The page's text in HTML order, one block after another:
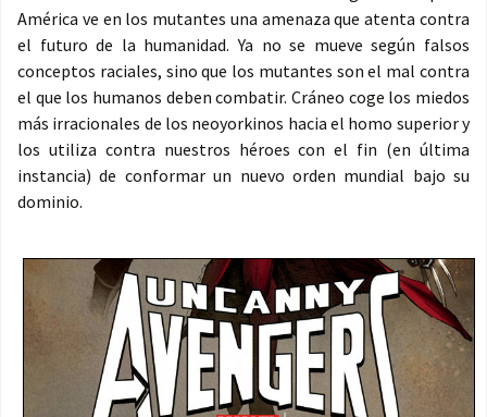
América ve en los mutantes una amenaza que atenta contra
el futuro de la humanidad. Ya no se mueve según falsos
conceptos raciales, sino que los mutantes son el mal contra
el que los humanos deben combatir. Cráneo coge los miedos
más irracionales de los neoyorkinos hacia el homo superior y
los utiliza contra nuestros héroes con el fin (en última
instancia) de conformar un nuevo orden mundial bajo su
dominio.